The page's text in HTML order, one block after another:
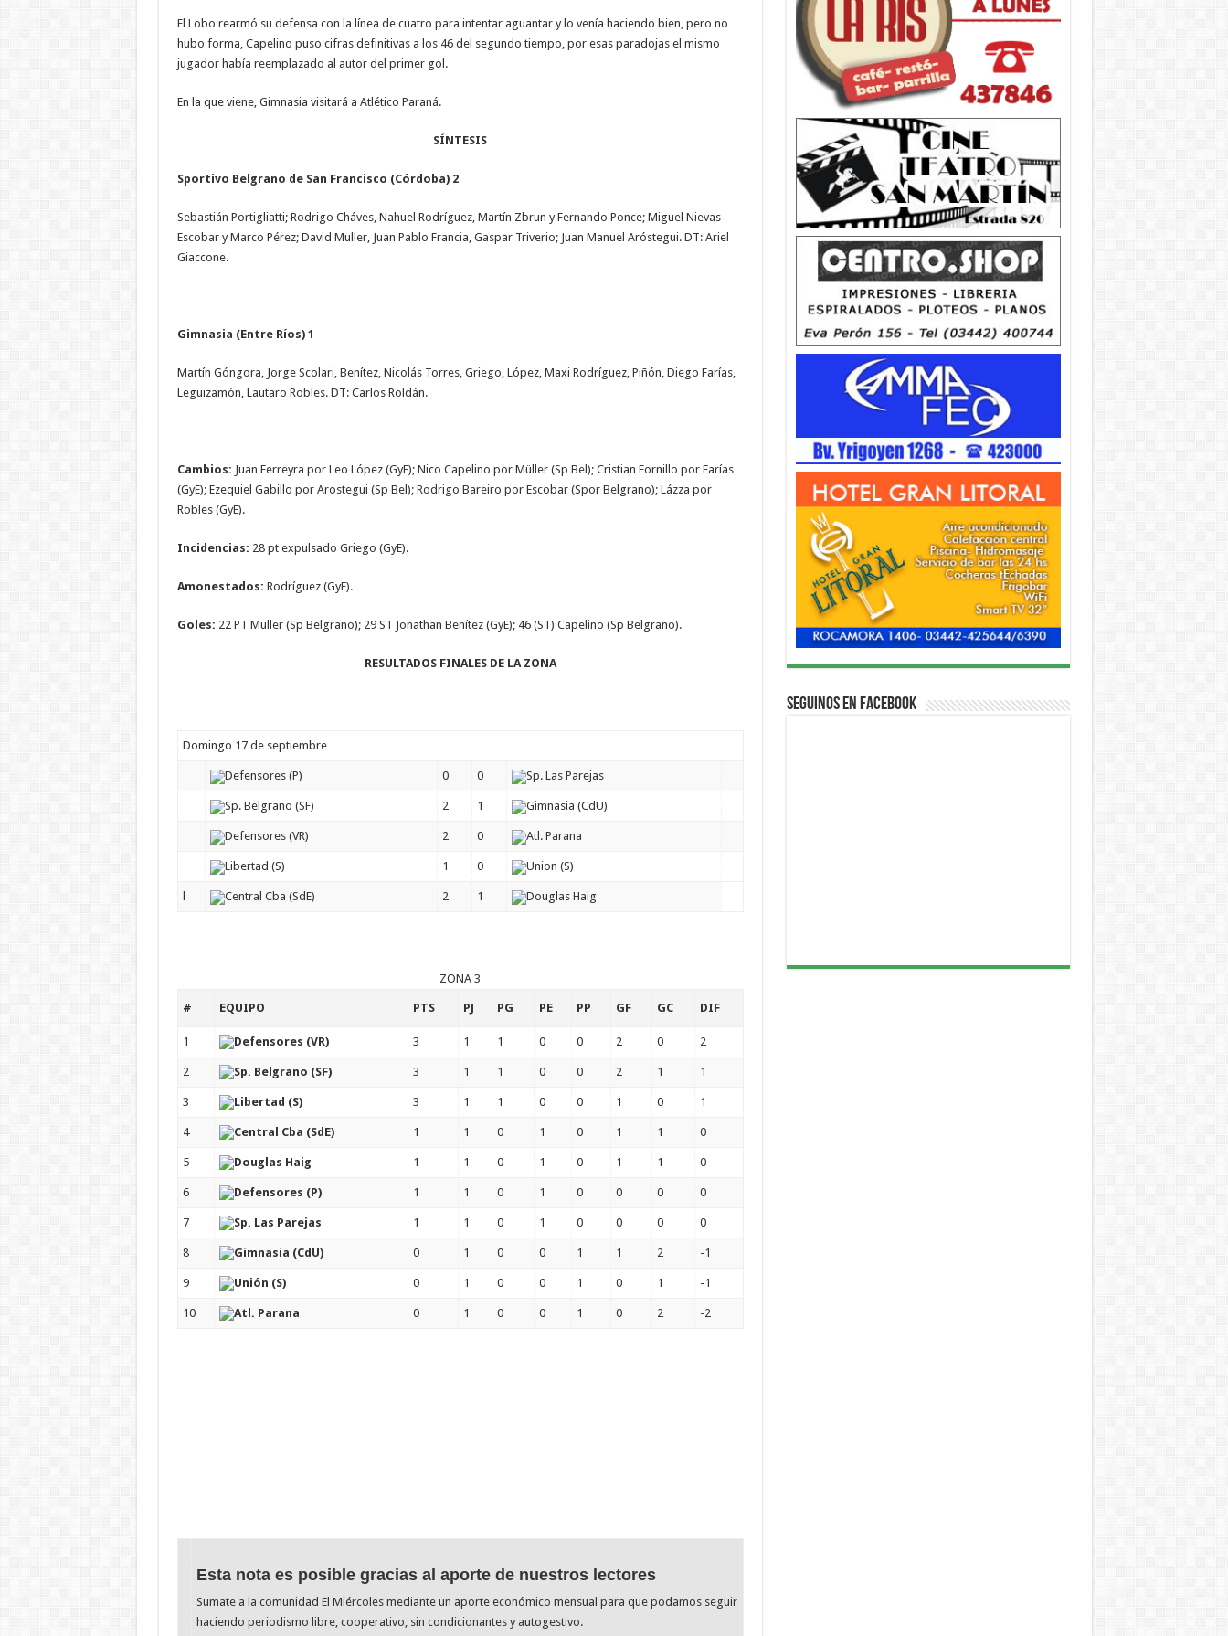
El Lobo rearmó su defensa con la línea de cuatro para intentar aguantar y lo venía haciendo bien, pero no
hubo forma, Capelino puso cifras definitivas a los 46 del segundo tiempo, por esas paradojas el mismo
jugador había reemplazado al autor del primer gol.
En la que viene, Gimnasia visitará a Atlético Paraná.
SÍNTESIS
Sportivo Belgrano de San Francisco (Córdoba) 2
Sebastián Portigliatti; Rodrigo Cháves, Nahuel Rodríguez, Martín Zbrun y Fernando Ponce; Miguel Nievas
Escobar y Marco Pérez; David Muller, Juan Pablo Francia, Gaspar Triverio; Juan Manuel Aróstegui. DT: Ariel
Giaccone.
Gimnasia (Entre Ríos) 1
Martín Góngora, Jorge Scolari, Benítez, Nicolás Torres, Griego, López, Maxi Rodríguez, Piñón, Diego Farías,
Leguizamón, Lautaro Robles. DT: Carlos Roldán.
Cambios: Juan Ferreyra por Leo López (GyE); Nico Capelino por Müller (Sp Bel); Cristian Fornillo por Farías
(GyE); Ezequiel Gabillo por Arostegui (Sp Bel); Rodrigo Bareiro por Escobar (Spor Belgrano); Lázza por
Robles (GyE).
Incidencias: 28 pt expulsado Griego (GyE).
Amonestados: Rodríguez (GyE).
Goles: 22 PT Müller (Sp Belgrano); 29 ST Jonathan Benítez (GyE); 46 (ST) Capelino (Sp Belgrano).
RESULTADOS FINALES DE LA ZONA
Domingo 17 de septiembre
Defensores (P) 0 0 Sp. Las Parejas
Sp. Belgrano (SF) 2 1 Gimnasia (CdU)
Defensores (VR) 2 0 Atl. Parana
Libertad (S) 1 0 Union (S)
Central Cba (SdE) 2 1 Douglas Haig
ZONA 3
# EQUIPO PTS PJ PG PE PP GF GC DIF
1 Defensores (VR) 3 1 1 0 0 2 0 2
2 Sp. Belgrano (SF) 3 1 1 0 0 2 1 1
3 Libertad (S) 3 1 1 0 0 1 0 1
4 Central Cba (SdE) 1 1 0 1 0 1 1 0
5 Douglas Haig 1 1 0 1 0 1 1 0
6 Defensores (P) 1 1 0 1 0 0 0 0
7 Sp. Las Parejas 1 1 0 1 0 0 0 0
8 Gimnasia (CdU) 0 1 0 0 1 1 2 -1
9 Unión (S) 0 1 0 0 1 0 1 -1
10 Atl. Parana 0 1 0 0 1 0 2 -2
Esta nota es posible gracias al aporte de nuestros lectores
Sumate a la comunidad El Miércoles mediante un aporte económico mensual para que podamos seguir
haciendo periodismo libre, cooperativo, sin condicionantes y autogestivo.
Seguinos en Facebook